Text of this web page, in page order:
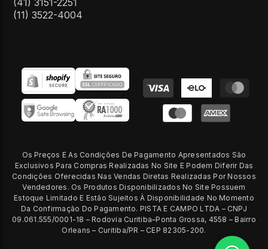
(41) 3151-2251
(11) 3522-4004
Formas
de
pagamento
Os Preços E As Condições De Pagamento Apresentados São
Exclusivos Para Compras Realizadas No Site E Podem Diferir Das
Condições Oferecidas Nas Vendas Diretas Realizadas Por Nossos
Vendedores. Os Produtos Disponibilizados No Site Possuem
Estoque Limitado E Estão Sujeitos À Disponibilidade No Momento
Da Confirmação Do Pagamento. PISTA E CAMPO LTDA – CNPJ
09.061.555/0001-18 – Rodovia Curitiba–Ponta Grossa, 4558 – Bairro
Orleans – Curitiba/PR – CEP 82305-200.